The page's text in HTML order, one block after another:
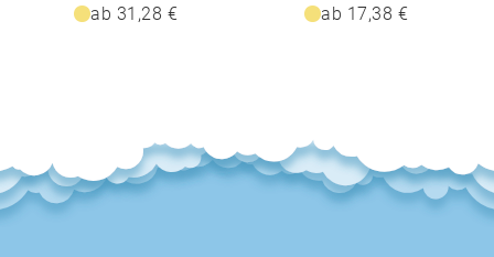
ab 31,28 €
ab 17,38 €